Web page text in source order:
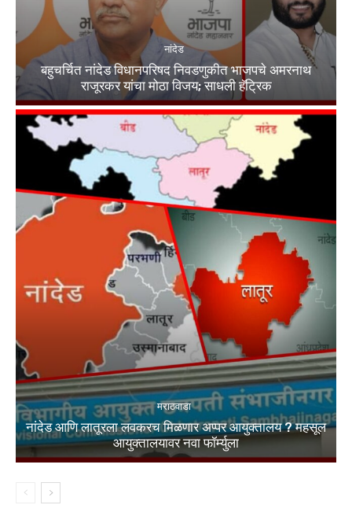
नांदेड
बहुचर्चित नांदेड विधानपरिषद निवडणुकीत भाजपचे अमरनाथ
राजूरकर यांचा मोठा विजय; साधली हॅट्रिक
मराठवाडा
नांदेड आणि लातूरला लवकरच मिळणार अप्पर आयुक्तालय ? महसूल
आयुक्तालयावर नवा फॉर्म्युला